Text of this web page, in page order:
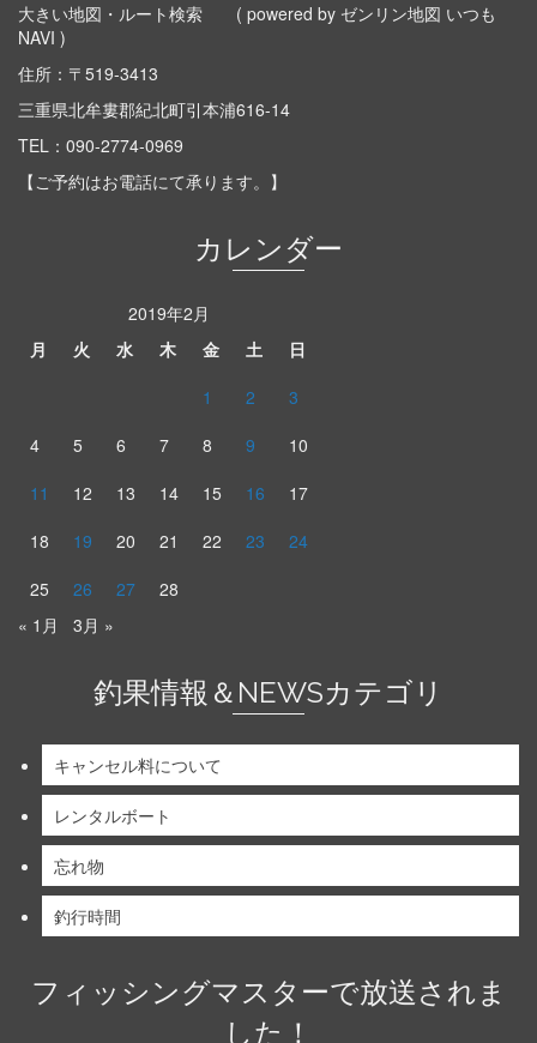
大きい地図・ルート検索
( powered by ゼンリン地図 いつも
NAVI )
住所：〒519-3413
三重県北牟婁郡紀北町引本浦616-14
TEL： 090-2774-0969
【ご予約はお電話にて承ります。】
カレンダー
2019年2月
月
火 水 木 金 土
日
1
2
3
4
5 6 7 8 9
10
11
12 13 14 15 16
17
18
19 20 21 22 23
24
25
26 27
28
« 1月
3月 »
釣果情報＆NEWSカテゴリ
キャンセル料について
レンタルボート
忘れ物
釣行時間
フィッシングマスターで放送されま
した！